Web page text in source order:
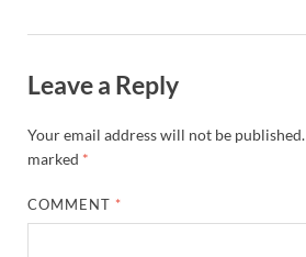
Leave a Reply
Your email address will not be published.
marked *
COMMENT *